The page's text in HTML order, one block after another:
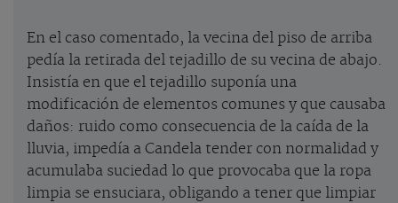
En el caso comentado, la vecina del piso de arriba
pedía la retirada del tejadillo de su vecina de abajo.
Insistía en que el tejadillo suponía una
modificación de elementos comunes y que causaba
daños: ruido como consecuencia de la caída de la
lluvia, impedía a Candela tender con normalidad y
acumulaba suciedad lo que provocaba que la ropa
limpia se ensuciara, obligando a tener que limpiar